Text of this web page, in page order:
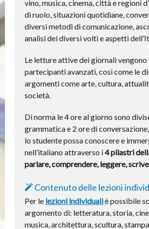
vino, musica, cinema, città e regioni
di ruolo, situazioni quotidiane,
diversi metodi di comunicazione,
analisi dei diversi volti e aspetti
Le letture attive dei giornali
partecipanti avanzati, così come le
argomenti come arte, cultura,
società.
Di norma le 4 ore al giorno sono
grammatica e 2 ore di
lo studente possa conoscere e
nell’italiano attraverso i4 pilastri
parlare, comprendere, leggere,
Contenuto delle lezioni
Per le lezioni individualiè possibile
argomento di: letteratura, storia,
musica, architettura, scultura,